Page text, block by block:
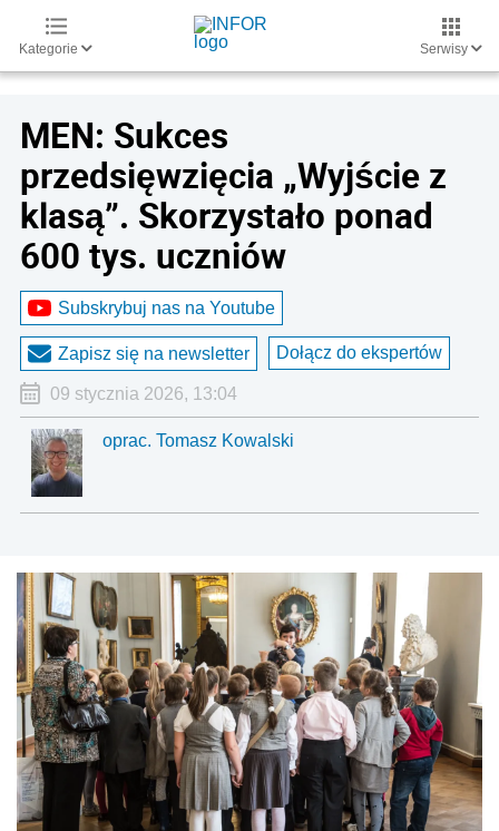
Kategorie Serwisy
MEN: Sukces
przedsięwzięcia „Wyjście z
klasą”. Skorzystało ponad
600 tys. uczniów
Subskrybuj nas na Youtube
Zapisz się na newsletter Dołącz do ekspertów
09 stycznia 2026, 13:04
oprac. Tomasz Kowalski